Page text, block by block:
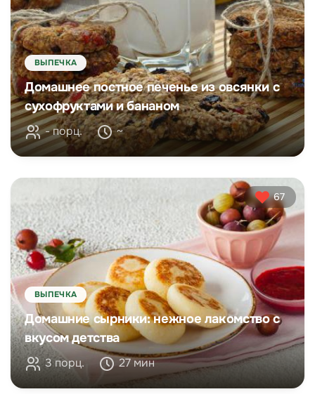
ВЫПЕЧКА
Домашнее постное печенье из овсянки с
сухофруктами и бананом
- порц. ~
67
ВЫПЕЧКА
Домашние сырники: нежное лакомство с
вкусом детства
3 порц. 27 мин